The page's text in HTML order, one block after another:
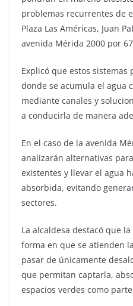
problemas recurrentes de
Plaza Las Américas, Juan
avenida Mérida 2000 por
Explicó que estos
donde se acumula el agua
mediante canales y
a conducirla de manera
En el caso de la avenida
analizarán alternativas
existentes y llevar el agua
absorbida, evitando
sectores.
La alcaldesa destacó que
forma en que se atienden
pasar de únicamente
que permitan captarla,
espacios verdes como